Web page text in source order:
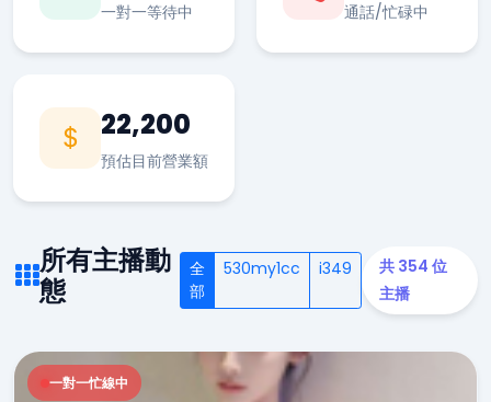
一對一等待中 通話/忙碌中
22,200
預估目前營業額
所有主播動
態
全
部
530my1cc i349
共 354 位
主播
一對一忙線中